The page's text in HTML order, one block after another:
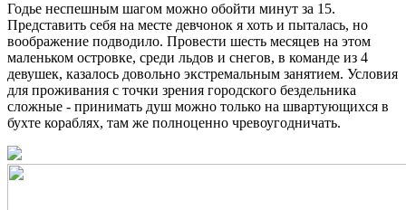
Годье неспешным шагом можно обойти минут за 15.
Представить себя на месте девчонок я хоть и пыталась, но
воображение подводило. Провести шесть месяцев на этом
маленьком островке, среди льдов и снегов, в команде из 4
девушек, казалось довольно экстремальным занятием. Условия
для проживания с точки зрения городского бездельника
сложные - принимать душ можно только на швартующихся в
бухте кораблях, там же полноценно чревоугодничать.